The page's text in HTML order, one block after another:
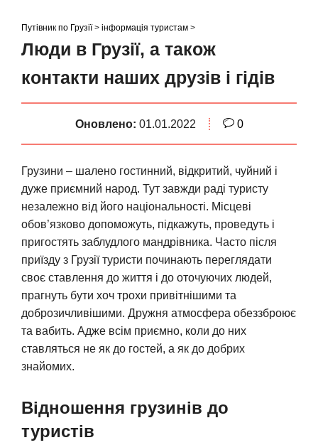
Путівник по Грузії> інформація туристам >
Люди в Грузії, а також
контакти наших друзів і гідів
Оновлено: 01.01.2022 0
Грузини – шалено гостинний, відкритий, чуйний і
дуже приємний народ. Тут завжди раді туристу
незалежно від його національності. Місцеві
обов’язково допоможуть, підкажуть, проведуть і
пригостять заблудлого мандрівника. Часто після
приїзду з Грузії туристи починають переглядати
своє ставлення до життя і до оточуючих людей,
прагнуть бути хоч трохи привітнішими та
доброзичливішими. Дружня атмосфера обеззброює
та вабить. Адже всім приємно, коли до них
ставляться не як до гостей, а як до добрих
знайомих.
Відношення грузинів до
туристів